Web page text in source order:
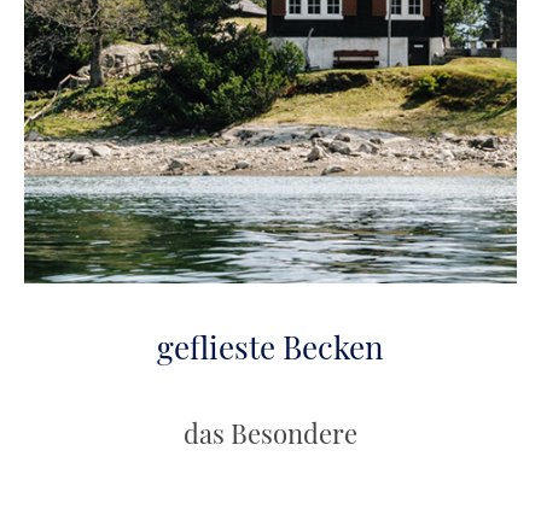
geflieste Becken
das Besondere